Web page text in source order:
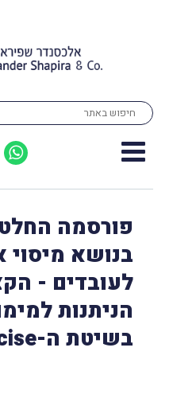
פורסמה
בנושא מיסוי
לעובדים -
הניתנות
בשיטת ה-Net Exercise